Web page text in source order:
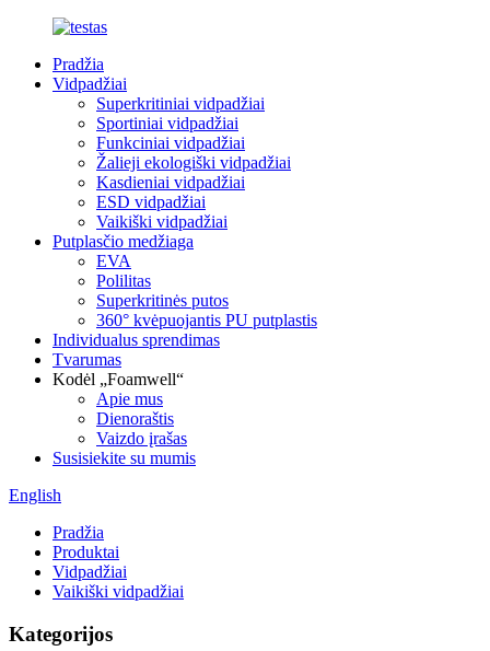
Pradžia
Vidpadžiai
Superkritiniai vidpadžiai
Sportiniai vidpadžiai
Funkciniai vidpadžiai
Žalieji ekologiški vidpadžiai
Kasdieniai vidpadžiai
ESD vidpadžiai
Vaikiški vidpadžiai
Putplasčio medžiaga
EVA
Polilitas
Superkritinės putos
360° kvėpuojantis PU putplastis
Individualus sprendimas
Tvarumas
Kodėl „Foamwell“
Apie mus
Dienoraštis
Vaizdo įrašas
Susisiekite su mumis
English
Pradžia
Produktai
Vidpadžiai
Vaikiški vidpadžiai
Kategorijos